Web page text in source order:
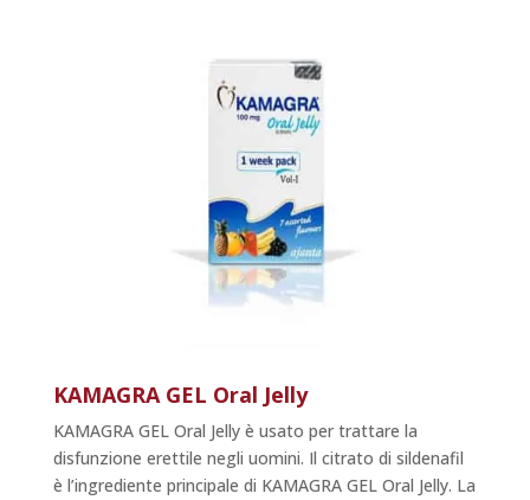
KAMAGRA GEL Oral Jelly
KAMAGRA GEL Oral Jelly è usato per trattare la
disfunzione erettile negli uomini. Il citrato di sildenafil
è l’ingrediente principale di KAMAGRA GEL Oral Jelly. La